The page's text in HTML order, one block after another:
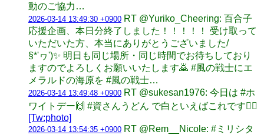
動のご協力…
2026-03-14 13:49:30 +0900 RT @Yuriko_Cheering: 百合子
応援企画、本日分終了しました！！！！！ 受け取って
いただいた方、本当にありがとうございました/
§*'ヮ')✨ 明日も同じ場所・同じ時間でお待ちしており
ますのでよろしくお願いいたします🙇 #風の戦士にエ
メラルドの海原を #風の戦士…
2026-03-14 13:49:48 +0900 RT @sukesan1976: 今日は #ホ
ワイトデー🙌 #資さんうどん で白といえばこれです🙋‍♂️
[Tw:photo]
2026-03-14 13:54:35 +0900 RT @Rem__Nicole: #ミリシタ